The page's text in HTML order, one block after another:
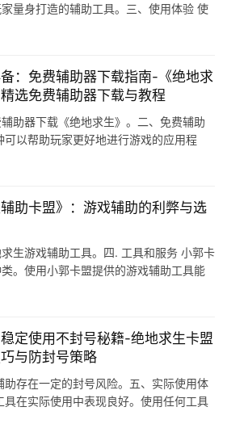
量身打造的辅助工具。三、使用体验 使
备：免费辅助器下载指南-《绝地求
选免费辅助器下载与教程
助器下载《绝地求生》。二、免费辅助
以帮助玩家更好地进行游戏的应用程
助卡盟》：游戏辅助的利弊与选
生游戏辅助工具。四. 工具和服务 小郭卡
。使用小郭卡盟提供的游戏辅助工具能
定使用不封号秘籍-绝地求生卡盟
与防封号策略
助存在一定的封号风险。五、实际使用体
在实际使用中表现良好。使用任何工具